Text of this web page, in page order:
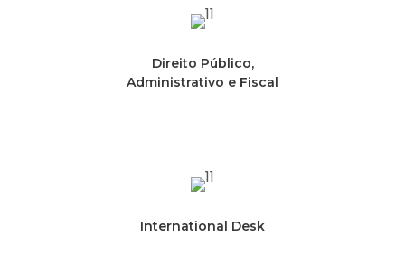
Direito Público,
Administrativo e Fiscal
International Desk